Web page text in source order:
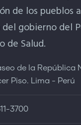
de los pueblos
gobierno del
de Salud.
de la República
Piso. Lima - Perú
3700